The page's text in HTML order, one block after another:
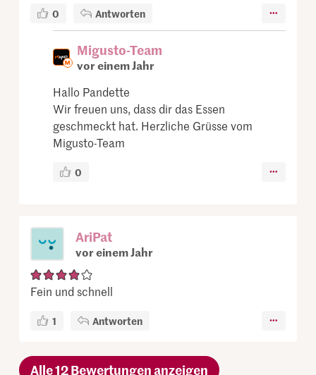
0 Antworten
Migusto-Team
vor einem Jahr
Hallo Pandette
Wir freuen uns, dass dir das Essen
geschmeckt hat. Herzliche Grüsse vom
Migusto-Team
0
AriPat
vor einem Jahr
Fein und schnell
1 Antworten
Alle 12 Bewertungen anzeigen